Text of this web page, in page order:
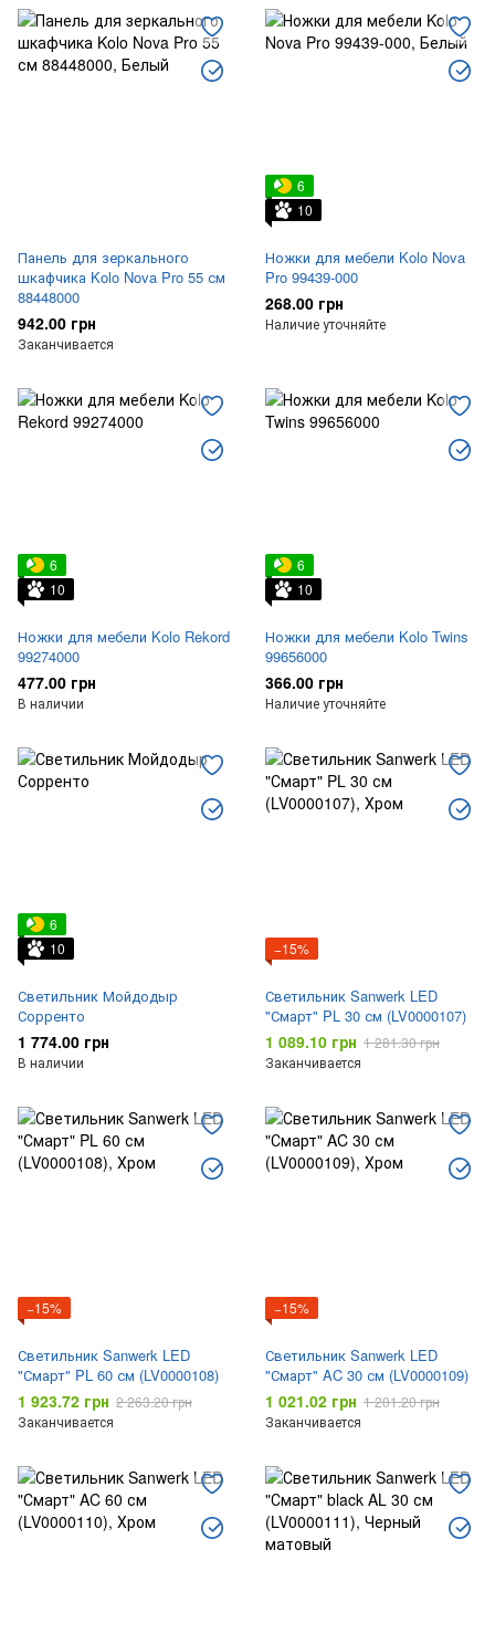
Панель для зеркального
шкафчика Kolo Nova Pro 55 см
88448000
942.00 грн
Заканчивается
6
10
Ножки для мебели Kolo Nova
Pro 99439-000
268.00 грн
Наличие уточняйте
6
10
Ножки для мебели Kolo Rekord
99274000
477.00 грн
В наличии
6
10
Ножки для мебели Kolo Twins
99656000
366.00 грн
Наличие уточняйте
6
10
Светильник Мойдодыр
Сорренто
1 774.00 грн
В наличии
−15%
Светильник Sanwerk LED
"Смарт" PL 30 см (LV0000107)
1 089.10 грн 1 281.30 грн
Заканчивается
−15%
Светильник Sanwerk LED
"Смарт" PL 60 см (LV0000108)
1 923.72 грн 2 263.20 грн
Заканчивается
−15%
Светильник Sanwerk LED
"Смарт" AC 30 см (LV0000109)
1 021.02 грн 1 201.20 грн
Заканчивается